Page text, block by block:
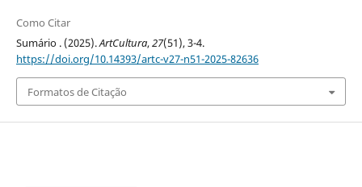
Como Citar
Sumário . (2025).ArtCultura,27(51), 3-4.
https://doi.org/10.14393/artc-v27-n51-2025-82636
Formatos de Citação